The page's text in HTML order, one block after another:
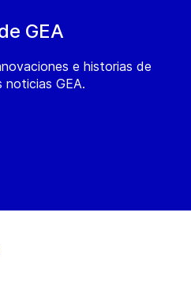
GEA
e historias de
noticias GEA.